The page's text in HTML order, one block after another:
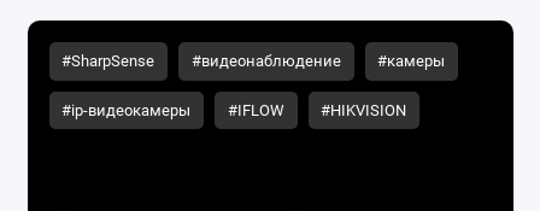
#SharpSense #видеонаблюдение #камеры
#ip-видеокамеры #IFLOW #HIKVISION